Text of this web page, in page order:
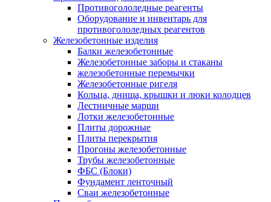
Противогололедные реагенты
Оборудование и инвентарь для
противогололедных реагентов
Железобетонные изделия
Балки железобетонные
Железобетонные заборы и стаканы
железобетонные перемычки
Железобетонные ригеля
Кольца, днища, крышки и люки колодцев
Лестничные марши
Лотки железобетонные
Плиты дорожные
Плиты перекрытия
Прогоны железобетонные
Трубы железобетонные
ФБС (Блоки)
Фундамент ленточный
Сваи железобетонные